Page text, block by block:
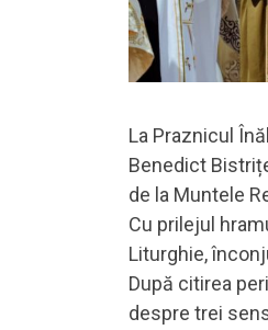
La Praznicul
Benedict
de la Muntele
Cu prilejul
Liturghie,
După citirea
despre trei